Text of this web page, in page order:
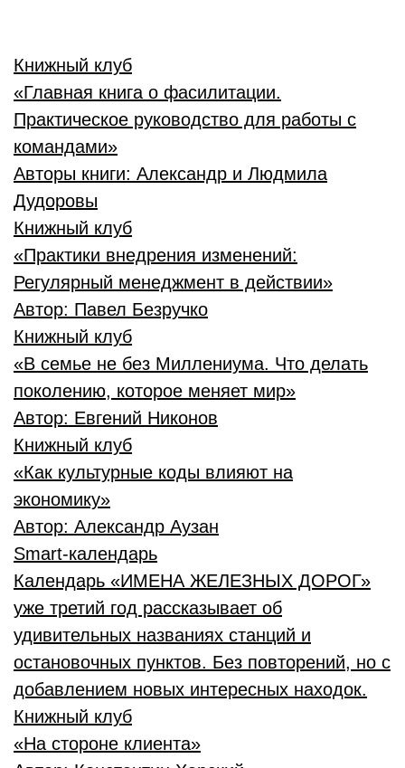
Книжный клуб
«Главная книга о фасилитации.
Практическое руководство для работы с
командами»
Авторы книги: Александр и Людмила
Дудоровы
Книжный клуб
«Практики внедрения изменений:
Регулярный менеджмент в действии»
Автор: Павел Безручко
Книжный клуб
«В семье не без Миллениума. Что делать
поколению, которое меняет мир»
Автор: Евгений Никонов
Книжный клуб
«Как культурные коды влияют на
экономику»
Автор: Александр Аузан
Smart-календарь
Календарь «ИМЕНА ЖЕЛЕЗНЫХ ДОРОГ»
уже третий год рассказывает об
удивительных названиях станций и
остановочных пунктов. Без повторений, но с
добавлением новых интересных находок.
Книжный клуб
«На стороне клиента»